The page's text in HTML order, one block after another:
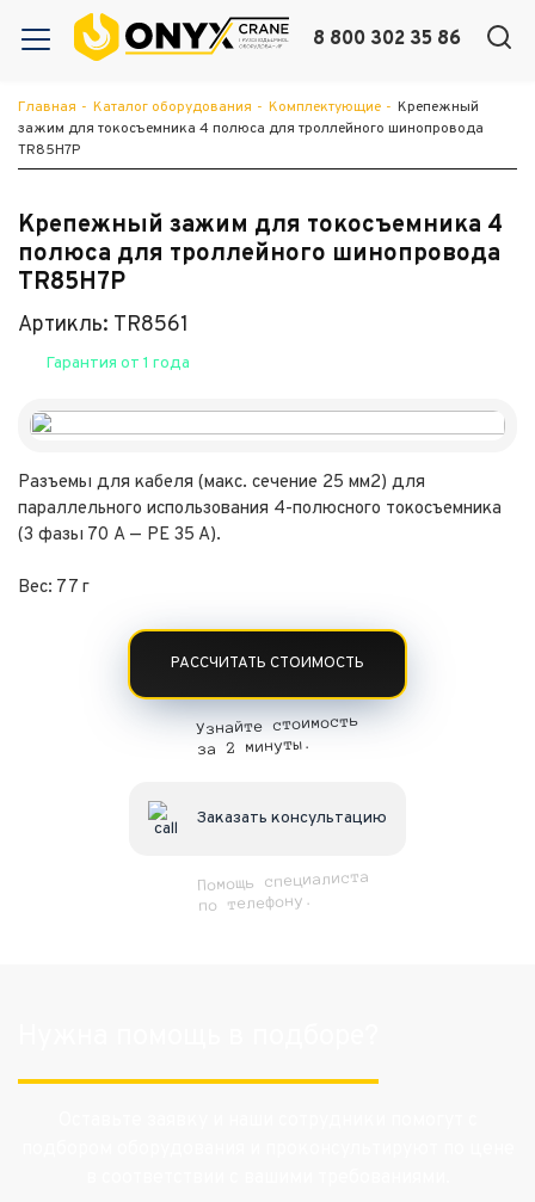
8 800 302 35 86
Главная - Каталог оборудования - Комплектующие - Крепежный
зажим для токосъемника 4 полюса для троллейного шинопровода
TR85H7P
Крепежный зажим для токосъемника 4
полюса для троллейного шинопровода
TR85H7P
Артикль: TR8561
Гарантия от 1 года
Разъемы для кабеля (макс. сечение 25 мм2) для
параллельного использования 4-полюсного токосъемника
(3 фазы 70 A — PE 35 A).
Вес: 77 г
РАССЧИТАТЬ СТОИМОСТЬ
Узнайте стоимость
за 2 минуты.
Заказать консультацию
Помощь специалиста
по телефону.